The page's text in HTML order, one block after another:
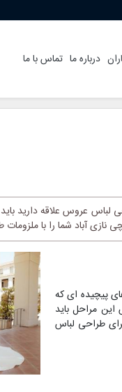
درباره ما تماس با ما
عروس علاقه دارید
آباد شما را با
پیچیده ای که
مراحل باید
طراحی لباس